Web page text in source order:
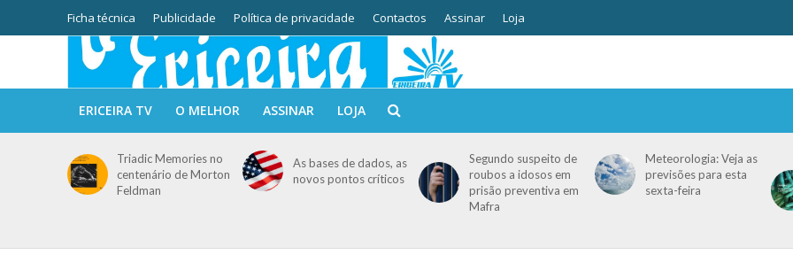
Ficha técnica Publicidade Política de privacidade Contactos Assinar Loja
ERICEIRA TV O MELHOR ASSINAR LOJA
Triadic Memories no
centenário de Morton
Feldman
As bases de dados, as
novos pontos críticos
Segundo suspeito de
roubos a idosos em
prisão preventiva em
Mafra
Meteorologia: Veja as
previsões para esta
sexta-feira